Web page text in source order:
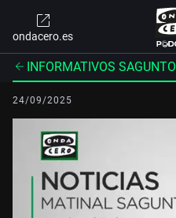
ondacero.es
INFORMATIVOS SAGUNTO
24/09/2025